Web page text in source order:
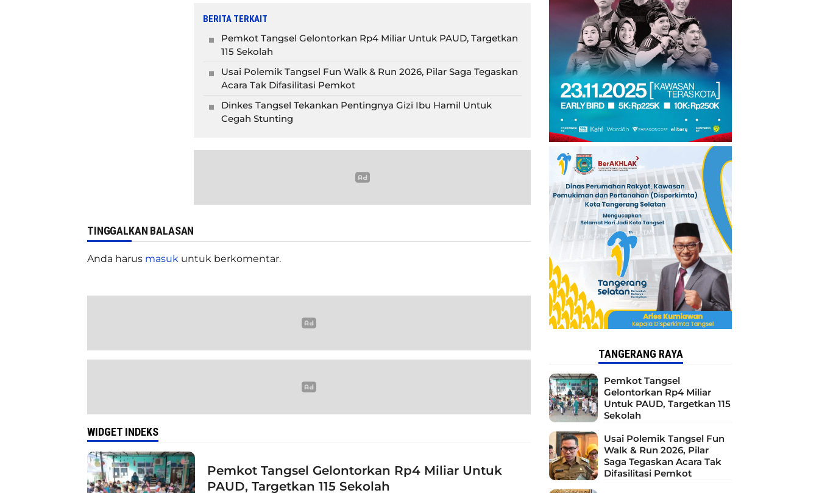
BERITA TERKAIT
Pemkot Tangsel Gelontorkan Rp4 Miliar Untuk PAUD, Targetkan
115 Sekolah
Usai Polemik Tangsel Fun Walk & Run 2026, Pilar Saga Tegaskan
Acara Tak Difasilitasi Pemkot
Dinkes Tangsel Tekankan Pentingnya Gizi Ibu Hamil Untuk
Cegah Stunting
TINGGALKAN BALASAN
Anda harus masuk untuk berkomentar.
WIDGET INDEKS
Pemkot Tangsel Gelontorkan Rp4 Miliar Untuk
PAUD, Targetkan 115 Sekolah
TANGERANG RAYA
Pemkot Tangsel
Gelontorkan Rp4 Miliar
Untuk PAUD, Targetkan 115
Sekolah
Usai Polemik Tangsel Fun
Walk & Run 2026, Pilar
Saga Tegaskan Acara Tak
Difasilitasi Pemkot